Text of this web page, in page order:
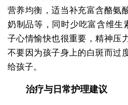
营养均衡，适当补充富含酪氨
奶制品等，同时少吃富含维生
子心情愉快也很重要，精神压
不要因为孩子身上的白斑而过
给孩子。
治疗与日常护理建议